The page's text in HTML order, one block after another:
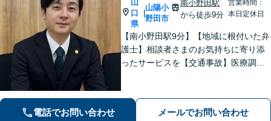
口
県
山陽小
野田市
南小野田駅
から徒歩9分
営業時間：
本日定休日
【南小野田駅9分】【地域に根付いた弁
護士】相談者さまのお気持ちに寄り添
ったサービスを【交通事故】医療調査
実調査と判例をリサーチし、不公平感
のない相続を実現【WEB面談】
電話でお問い合わせ メールでお問い合わせ